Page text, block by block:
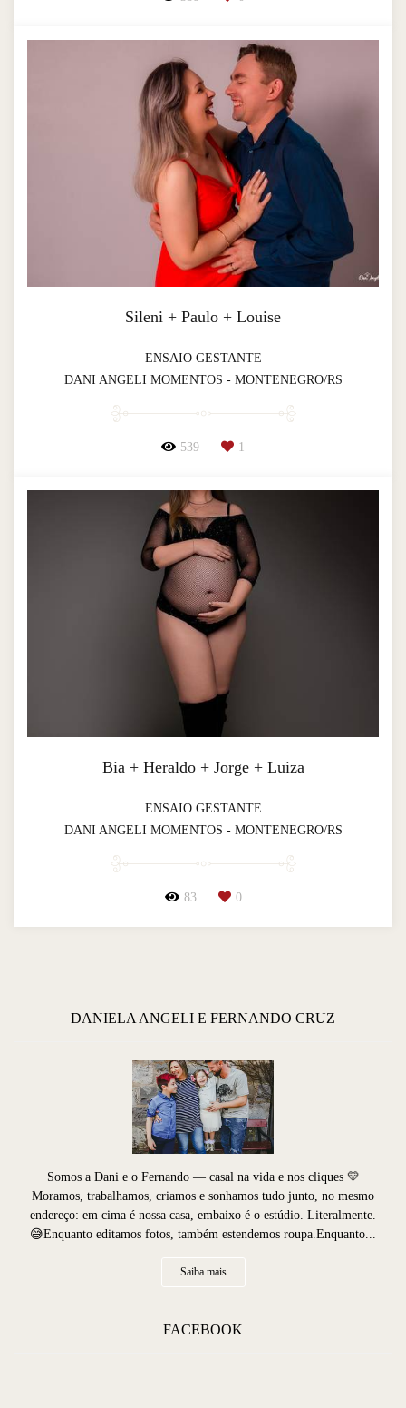
Sileni + Paulo + Louise
ENSAIO GESTANTE
DANI ANGELI MOMENTOS - MONTENEGRO/RS
539 1
Bia + Heraldo + Jorge + Luiza
ENSAIO GESTANTE
DANI ANGELI MOMENTOS - MONTENEGRO/RS
83 0
DANIELA ANGELI E FERNANDO CRUZ
Somos a Dani e o Fernando — casal na vida e nos cliques 💛
Moramos, trabalhamos, criamos e sonhamos tudo junto, no mesmo
endereço: em cima é nossa casa, embaixo é o estúdio. Literalmente.
😅Enquanto editamos fotos, também estendemos roupa.Enquanto...
Saiba mais
FACEBOOK